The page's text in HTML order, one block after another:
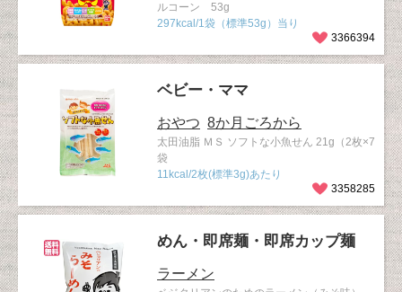
ルコーン 53g
297kcal/1袋（標準53g）当り
3366394
ベビー・ママ
おやつ 8か月ごろから
太田油脂 ＭＳ ソフトな小魚せん 21g（2枚×7
袋
11kcal/2枚(標準3g)あたり
3358285
めん・即席麺・即席カップ麺
ラーメン